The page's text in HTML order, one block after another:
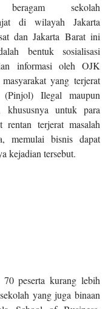
sekolah
di wilayah Jakarta
dan Jakarta Barat ini
bentuk sosialisasi
informasi oleh OJK
yang terjerat
Ilegal maupun
khususnya untuk para
rentan terjerat masalah
memulai bisnis dapat
kejadian tersebut.
peserta kurang lebih
yang juga binaan